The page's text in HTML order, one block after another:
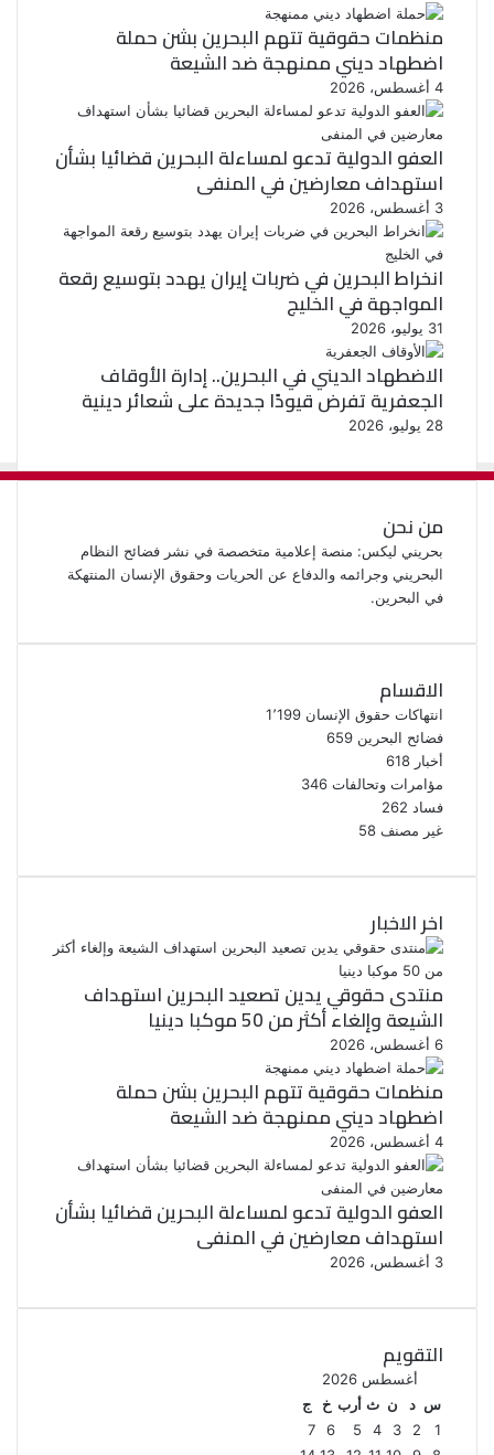
منظمات حقوقية تتهم البحرين بشن حملة
اضطهاد ديني ممنهجة ضد الشيعة
4 أغسطس، 2026
العفو الدولية تدعو لمساءلة البحرين قضائيا بشأن
استهداف معارضين في المنفى
3 أغسطس، 2026
انخراط البحرين في ضربات إيران يهدد بتوسيع رقعة
المواجهة في الخليج
31 يوليو، 2026
الاضطهاد الديني في البحرين.. إدارة الأوقاف
الجعفرية تفرض قيودًا جديدة على شعائر دينية
28 يوليو، 2026
من نحن
بحريني ليكس: منصة إعلامية متخصصة في نشر فضائح النظام
البحريني وجرائمه والدفاع عن الحريات وحقوق الإنسان المنتهكة
في البحرين.
الاقسام
انتهاكات حقوق الإنسان 1٬199
فضائح البحرين 659
أخبار 618
مؤامرات وتحالفات 346
فساد 262
غير مصنف 58
اخر الاخبار
منتدى حقوقي يدين تصعيد البحرين استهداف
الشيعة وإلغاء أكثر من 50 موكبا دينيا
6 أغسطس، 2026
منظمات حقوقية تتهم البحرين بشن حملة
اضطهاد ديني ممنهجة ضد الشيعة
4 أغسطس، 2026
العفو الدولية تدعو لمساءلة البحرين قضائيا بشأن
استهداف معارضين في المنفى
3 أغسطس، 2026
التقويم
أغسطس 2026
س د ن ث أرب خ
ج
1
2
3
4
5
6
7